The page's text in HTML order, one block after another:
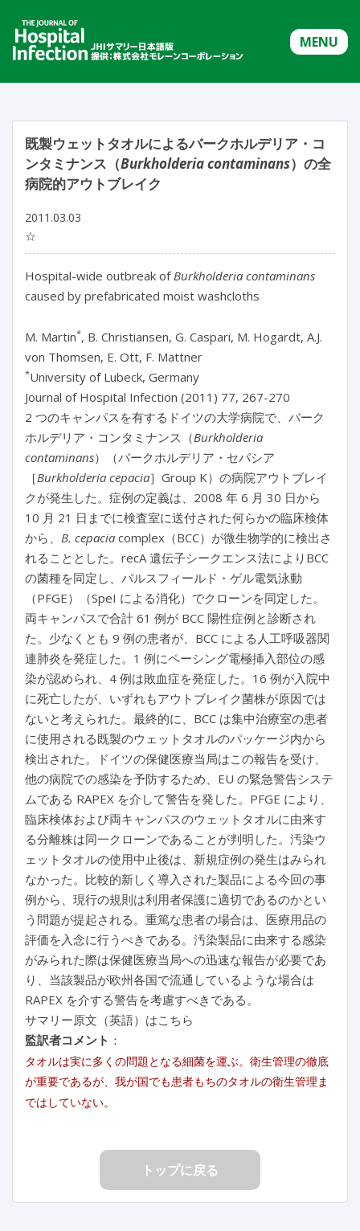
MENU
既製ウェットタオルによるバークホルデリア・コ
ンタミナンス（Burkholderia contaminans）の全
病院的アウトブレイク
2011.03.03
☆
Hospital-wide outbreak ofBurkholderia contaminans
caused by prefabricated moist washcloths
M. Martin*, B. Christiansen, G. Caspari, M. Hogardt, A.J.
von Thomsen, E. Ott, F. Mattner
*University of Lubeck, Germany
Journal of Hospital Infection (2011) 77, 267-270
2 つのキャンパスを有するドイツの大学病院で、バーク
ホルデリア・コンタミナンス（Burkholderia
contaminans）（バークホルデリア・セパシア
［Burkholderia cepacia］Group K）の病院アウトブレイ
クが発生した。症例の定義は、2008 年 6 月 30 日から
10 月 21 日までに検査室に送付された何らかの臨床検体
から、 B. cepacia complex（BCC）が微生物学的に検出さ
れることとした。recA 遺伝子シークエンス法によりBCC
の菌種を同定し、パルスフィールド・ゲル電気泳動
（PFGE）（SpeI による消化）でクローンを同定した。
両キャンパスで合計 61 例が BCC 陽性症例と診断され
た。少なくとも 9 例の患者が、BCC による人工呼吸器関
連肺炎を発症した。1 例にペーシング電極挿入部位の感
染が認められ、4 例は敗血症を発症した。16 例が入院中
に死亡したが、いずれもアウトブレイク菌株が原因では
ないと考えられた。最終的に、BCC は集中治療室の患者
に使用される既製のウェットタオルのパッケージ内から
検出された。ドイツの保健医療当局はこの報告を受け、
他の病院での感染を予防するため、EU の緊急警告システ
ムである RAPEX を介して警告を発した。PFGE により、
臨床検体および両キャンパスのウェットタオルに由来す
る分離株は同一クローンであることが判明した。汚染ウ
ェットタオルの使用中止後は、新規症例の発生はみられ
なかった。比較的新しく導入された製品による今回の事
例から、現行の規則は利用者保護に適切であるのかとい
う問題が提起される。重篤な患者の場合は、医療用品の
評価を入念に行うべきである。汚染製品に由来する感染
がみられた際は保健医療当局への迅速な報告が必要であ
り、当該製品が欧州各国で流通しているような場合は
RAPEX を介する警告を考慮すべきである。
サマリー原文（英語）はこちら
監訳者コメント ：
タオルは実に多くの問題となる細菌を運ぶ。衛生管理の徹底
が重要であるが、我が国でも患者もちのタオルの衛生管理ま
ではしていない。
トップに戻る